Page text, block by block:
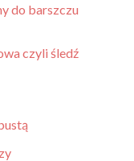
do barszczu
czyli śledź